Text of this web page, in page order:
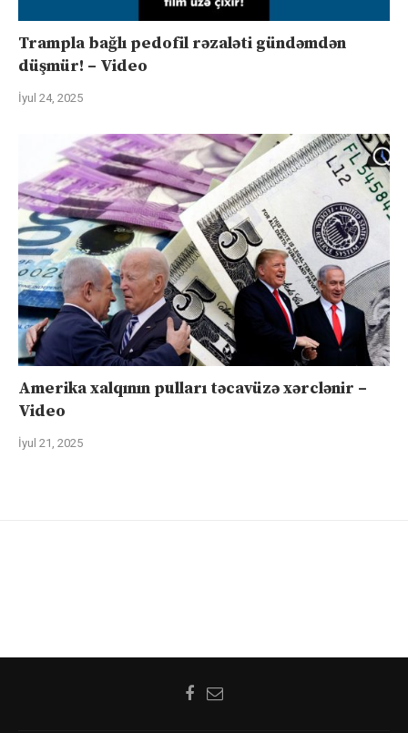
Trampla bağlı pedofil rəzaləti gündəmdən
düşmür! – Video
İyul 24, 2025
Amerika xalqının pulları təcavüzə xərclənir –
Video
İyul 21, 2025